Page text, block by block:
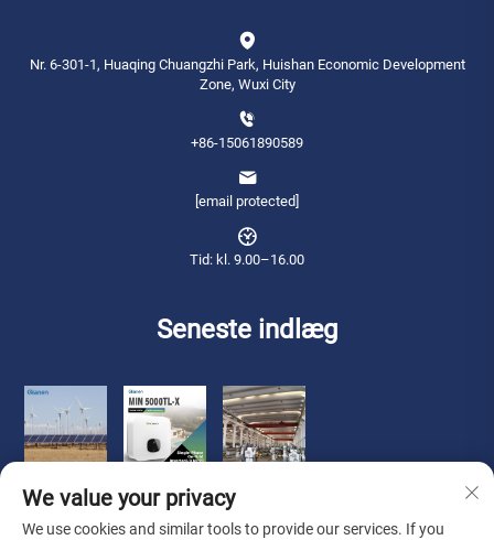
Nr. 6-301-1, Huaqing Chuangzhi Park, Huishan Economic Development
Zone, Wuxi City
+86-15061890589
[email protected]
Tid: kl. 9.00–16.00
Seneste indlæg
We value your privacy
We use cookies and similar tools to provide our services. If you